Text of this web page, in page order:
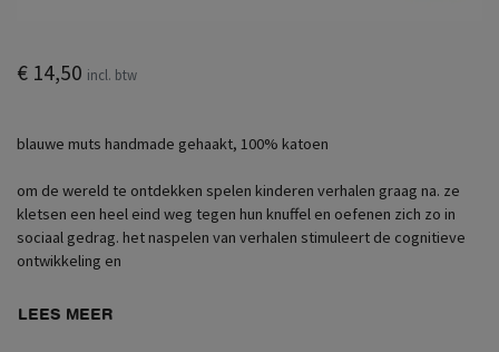
€ 14,50 incl. btw
blauwe muts handmade gehaakt, 100% katoen
om de wereld te ontdekken spelen kinderen verhalen graag na. ze
kletsen een heel eind weg tegen hun knuffel en oefenen zich zo in
sociaal gedrag. het naspelen van verhalen stimuleert de cognitieve
ontwikkeling en
LEES MEER